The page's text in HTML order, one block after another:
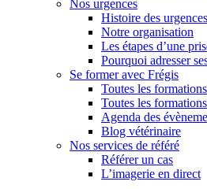
Nos urgences
Histoire des
Notre organisation
Les étapes d’une
Pourquoi adresser
Se former avec Frégis
Toutes les
Toutes les
Agenda des
Blog vétérinaire
Nos services de référé
Référer un cas
L’imagerie en direct